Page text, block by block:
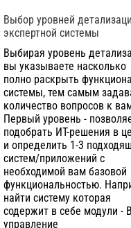
Выбор уровней
экспертной системы
Выбирая уровень
вы указываете насколько
полно раскрыть
системы, тем самым
количество вопросов к
Первый уровень -
подобрать ИТ-решения в
и определить 1-3
систем/приложений с
необходимой вам базовой
функциональностью.
найти систему которая
содержит в себе модули -
управление